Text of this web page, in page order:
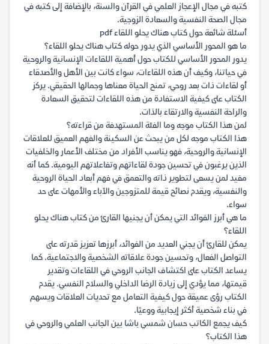
كتبه في مجال الإعجاز العلمي في القرآن والسنة، بالإضافة إلى كتبه في
مجال الصحة النفسية والسعادة الزوجية.
أسئلة شائعة حول كتاب هناك يحلو اللقاء pdf
ما هو المحور الأساسي الذي يدور حوله كتاب هناك يحلو اللقاء؟
يدور المحور الأساسي للكتاب حول أهمية اللقاءات الإنسانية والروحية
في حياتنا، وكيف أن هذه اللقاءات، سواء كانت بين الأهل والأصدقاء
أو لقاءات ذات بعد روحي، تمنح الحياة معناها وجمالها الحقيقي. يركز
الكتاب على كيفية الاستفادة من هذه اللقاءات لتحقيق السعادة
والراحة النفسية والارتقاء بالذات.
لمن هذا الكتاب موجه وما الفئة المستهدفة من قراءته؟
هذا الكتاب موجه لكل من يبحث عن السكينة والفهم العميق للعلاقات
الإنسانية والروحية، فهو يناسب الأفراد من مختلف الأعمار والخلفيات
الذين يرغبون في تحسين جودة لقاءاتهم وتفاعلاتهم اليومية. كما أنه
مفيد لمن يسعى لتطوير ذاته والتعمق في فهم أبعاد الحياة الروحية
والنفسية، ويقدم نصائح قيمة للمتزوجين والآباء والأمهات على حد
سواء.
ما هي أبرز الفوائد التي يمكن أن يجنيها القارئ من كتاب هناك يحلو
اللقاء؟
يمكن للقارئ أن يجني العديد من الفوائد، أبرزها تعزيز قدرته على
التواصل الفعال، وتحسين جودة علاقاته الشخصية والاجتماعية. كما
يساعد الكتاب على اكتشاف الجانب الروحي في اللقاءات وتقدير
قيمتها، مما يؤدي إلى زيادة الرضا الداخلي والسلام النفسي. يقدم
الكتاب رؤى عميقة حول كيفية التعامل مع تحديات العلاقات ويسهم
في بناء شخصية أكثر إيجابية ووعيًا.
كيف يجمع الكاتب حسان شمسي باشا بين الجانب العلمي والروحي في
هذا الكتاب؟